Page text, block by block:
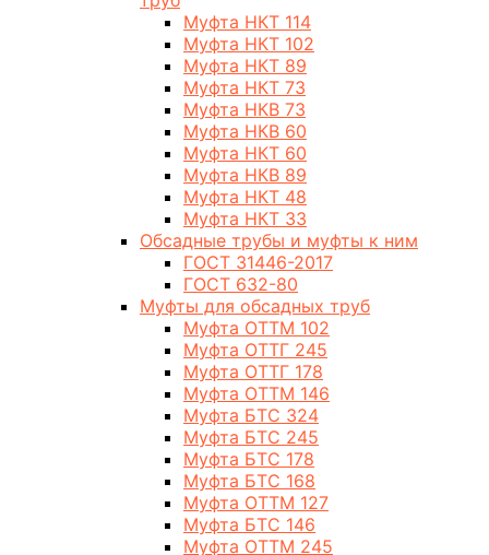
Муфта НКТ 114
Муфта НКТ 102
Муфта НКТ 89
Муфта НКТ 73
Муфта НКВ 73
Муфта НКВ 60
Муфта НКТ 60
Муфта НКВ 89
Муфта НКТ 48
Муфта НКТ 33
Обсадные трубы и муфты к ним
ГОСТ 31446-2017
ГОСТ 632-80
Муфты для обсадных труб
Муфта ОТТМ 102
Муфта ОТТГ 245
Муфта ОТТГ 178
Муфта ОТТМ 146
Муфта БТС 324
Муфта БТС 245
Муфта БТС 178
Муфта БТС 168
Муфта ОТТМ 127
Муфта БТС 146
Муфта ОТТМ 245